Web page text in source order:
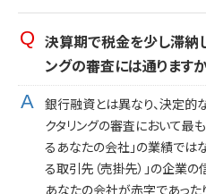
決算期で税金を少し滞納
ングの審査には通ります
銀行融資とは異なり、決定的
クタリングの審査において最
るあなたの会社」の業績では
る取引先（売掛先）」の企業
あなたの会社が赤字であった